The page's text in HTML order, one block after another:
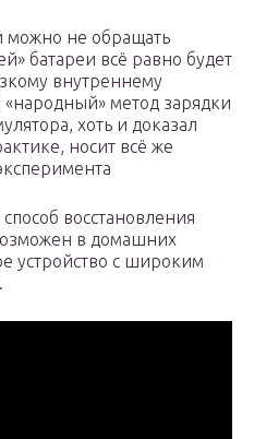
можно не обращать
батареи всё равно будет
внутреннему
метод зарядки
хоть и доказал
носит всё же
восстановления
в домашних
устройство с широким